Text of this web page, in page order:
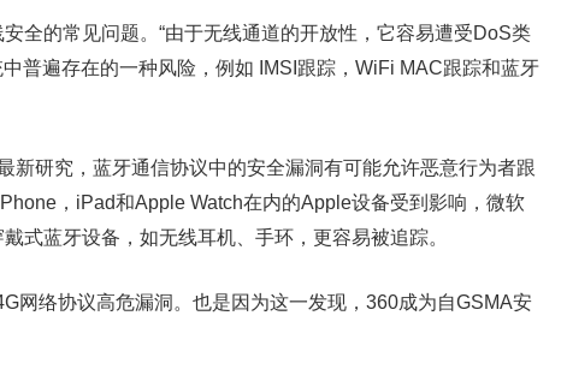
全的常见问题。“由于无线通道的开放性，它容易遭受DoS类
普遍存在的一种风险，例如 IMSI跟踪，WiFi MAC跟踪和蓝牙
新研究，蓝牙通信协议中的安全漏洞有可能允许恶意行为者跟
，iPad和Apple Watch在内的Apple设备受到影响，微软
式蓝牙设备，如无线耳机、手环，更容易被追踪。
网络协议高危漏洞。也是因为这一发现，360成为自GSMA安